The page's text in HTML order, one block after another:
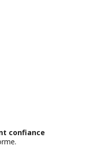
confiance
.